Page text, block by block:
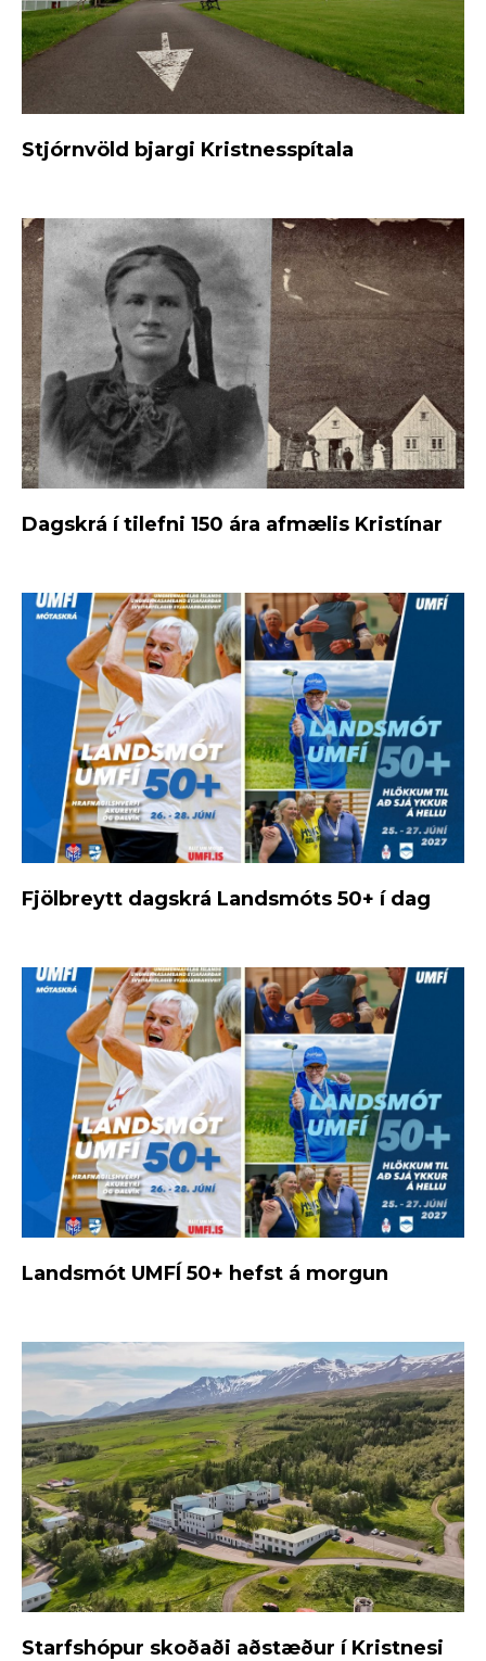
Stjórnvöld bjargi Kristnesspítala
Dagskrá í tilefni 150 ára afmælis Kristínar
Fjölbreytt dagskrá Landsmóts 50+ í dag
Landsmót UMFÍ 50+ hefst á morgun
Starfshópur skoðaði aðstæður í Kristnesi